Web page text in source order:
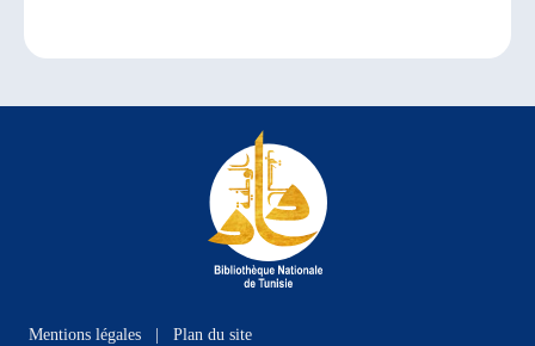
Mentions légales Plan du site